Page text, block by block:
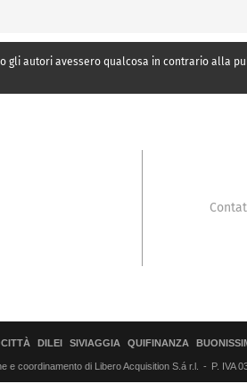
gli autori avessero qualcosa in contrario alla
DILEI SIVIAGGIA QUIFINANZA
e coordinamento di Libero Acquisition S.á r.l. P. IVA